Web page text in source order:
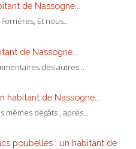
de Nassogne...
Et nous...
de Nassogne...
des autres...
habitant de Nassogne...
dégâts , après...
poubelles : un habitant de